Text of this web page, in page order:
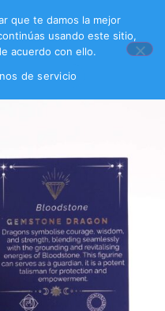
que te damos la mejor
usando este sitio,
acuerdo con ello.
de servicio